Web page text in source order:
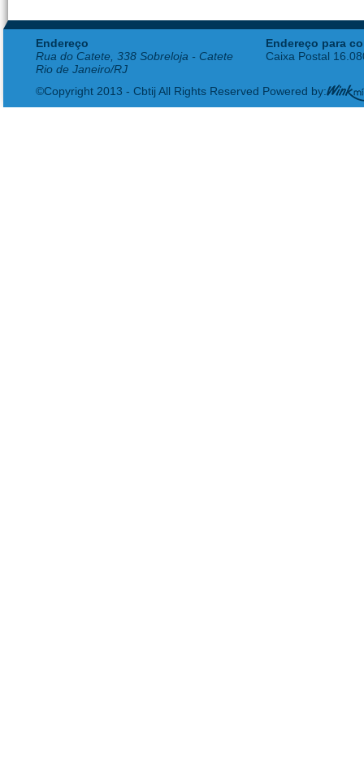
Endereço
Rua do Catete, 338 Sobreloja - Catete
Rio de Janeiro/RJ
Endereço para
Caixa Postal
©Copyright 2013 - Cbtij All Rights Reserved Powered by: